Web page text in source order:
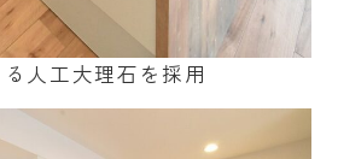
人工大理石を採用